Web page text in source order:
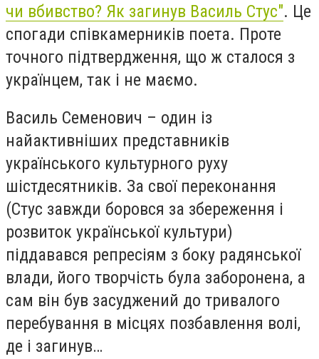
чи вбивство? Як загинув Василь Стус". Це
спогади співкамерників поета. Проте
точного підтвердження, що ж сталося з
українцем, так і не маємо.
Василь Семенович – один із
найактивніших представників
українського культурного руху
шістдесятників. За свої переконання
(Стус завжди боровся за збереження і
розвиток української культури)
піддавався репресіям з боку радянської
влади, його творчість була заборонена, а
сам він був засуджений до тривалого
перебування в місцях позбавлення волі,
де і загинув…